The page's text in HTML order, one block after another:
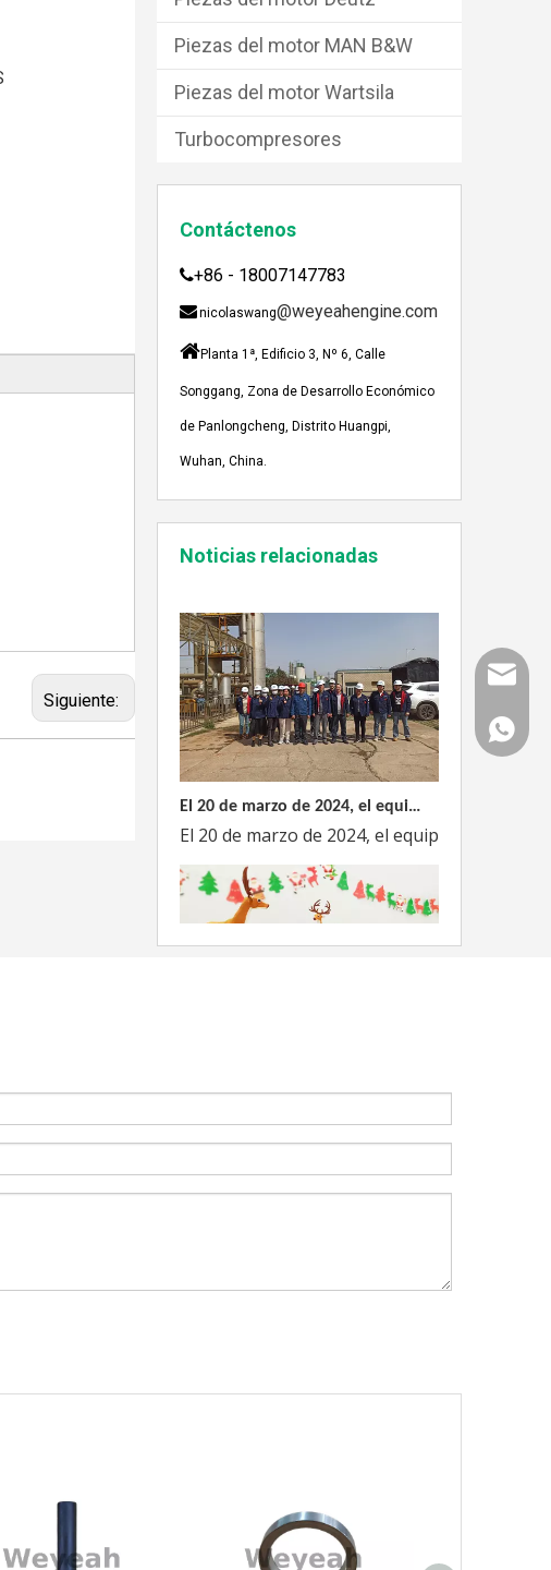
Siguiente:
Piezas del motor MAN B&W
Piezas del motor Wartsila
Turbocompresores
Contáctenos
+86 - 18007147783
nicolaswang@weyeahengine.com
Planta 1ª, Edificio 3, Nº 6, Calle
Songgang, Zona de Desarrollo Económico
de Panlongcheng, Distrito Huangpi,
Wuhan, China.
Noticias relacionadas
Recientemente, el generador de Biogás
El 20 de marzo de 2024, el equipo de la
Los productos de gas de alta calidad son
Correo